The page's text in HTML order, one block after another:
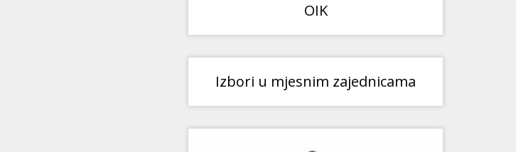
OIK
Izbori u mjesnim zajednicama